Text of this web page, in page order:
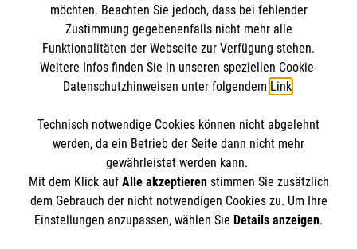
Kontakt
Malteser in Deutschland
Malteserorden
Sharepoint
Spendenkonto
Bank: Pax-Bank für Kirche und Caritas eG
IBAN: DE61370601933080433068
BIC: GENODED1PAX
So finden Sie uns
Donatusstr. 38
66740 Saarlouis
Der Malteser Hilfsdienst e.V. ist als eingetragene
möchten. Beachten Sie jedoch, dass bei fehlender
Zustimmung gegebenenfalls nicht mehr alle
Funktionalitäten der Webseite zur Verfügung stehen.
Weitere Infos finden Sie in unseren speziellen Cookie-
Datenschutzhinweisen unter folgendem Link.
Technisch notwendige Cookies können nicht abgelehnt
werden, da ein Betrieb der Seite dann nicht mehr
gewährleistet werden kann.
Mit dem Klick auf Alle akzeptierenstimmen Sie zusätzlich
dem Gebrauch der nicht notwendigen Cookies zu. Um Ihre
Einstellungen anzupassen, wählen Sie Details anzeigen.